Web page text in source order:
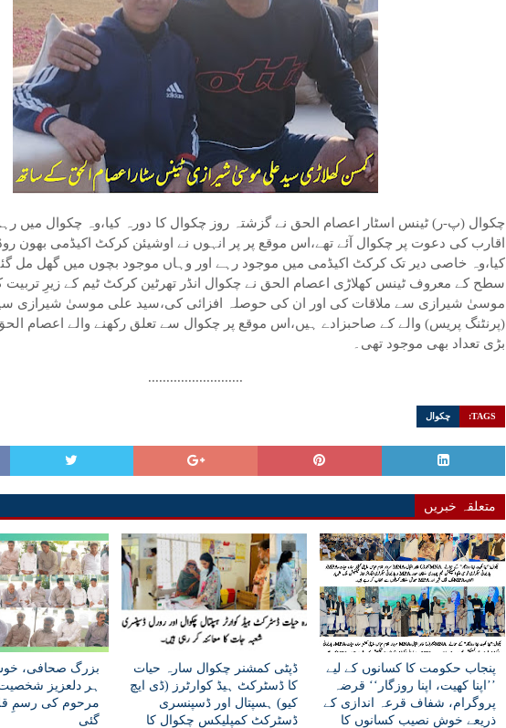
چکوال (پ-ر) ٹینس اسٹار اعصام الحق نے گزشتہ روز چکوال کا دورہ کیا،وہ چکوال میں
اقارب کی دعوت پر چکوال آئے تھے،اس موقع پر پر انہوں نے اوشیئن کرکٹ اکیڈمی بھون
کیا،وہ خاصی دیر تک کرکٹ اکیڈمی میں موجود رہے اور وہاں موجود بچوں میں گھل مل
سطح کے معروف ٹینس کھلاڑی اعصام الحق نے چکوال انڈر تھرٹین کرکٹ ٹیم کے زیرِ تربیت
موسیٰ شیرازی سے ملاقات کی اور ان کی حوصلہ افزائی کی،سید علی موسیٰ شیرازی
(پرنٹنگ پریس) والے کے صاحبزادے ہیں،اس موقع پر چکوال سے تعلق رکھنے والے اعصام
بڑی تعداد بھی موجود تھی۔
..........................
TAGS: چکوال
متعلقہ خبریں
پنجاب حکومت کا کسانوں کے لیے
’’اپنا کھیت، اپنا روزگار‘‘ قرضہ
پروگرام، شفاف قرعہ اندازی کے
ذریعے خوش نصیب کسانوں کا
ڈپٹی کمشنر چکوال سارہ حیات
کا ڈسٹرکٹ ہیڈ کوارٹرز (ڈی ایچ
کیو) ہسپتال اور ڈسپنسری
ڈسٹرکٹ کمپلیکس چکوال کا
بزرگ صحافی،
ہر دلعزیز شخصیت
مرحوم کی رسمِ
گئی